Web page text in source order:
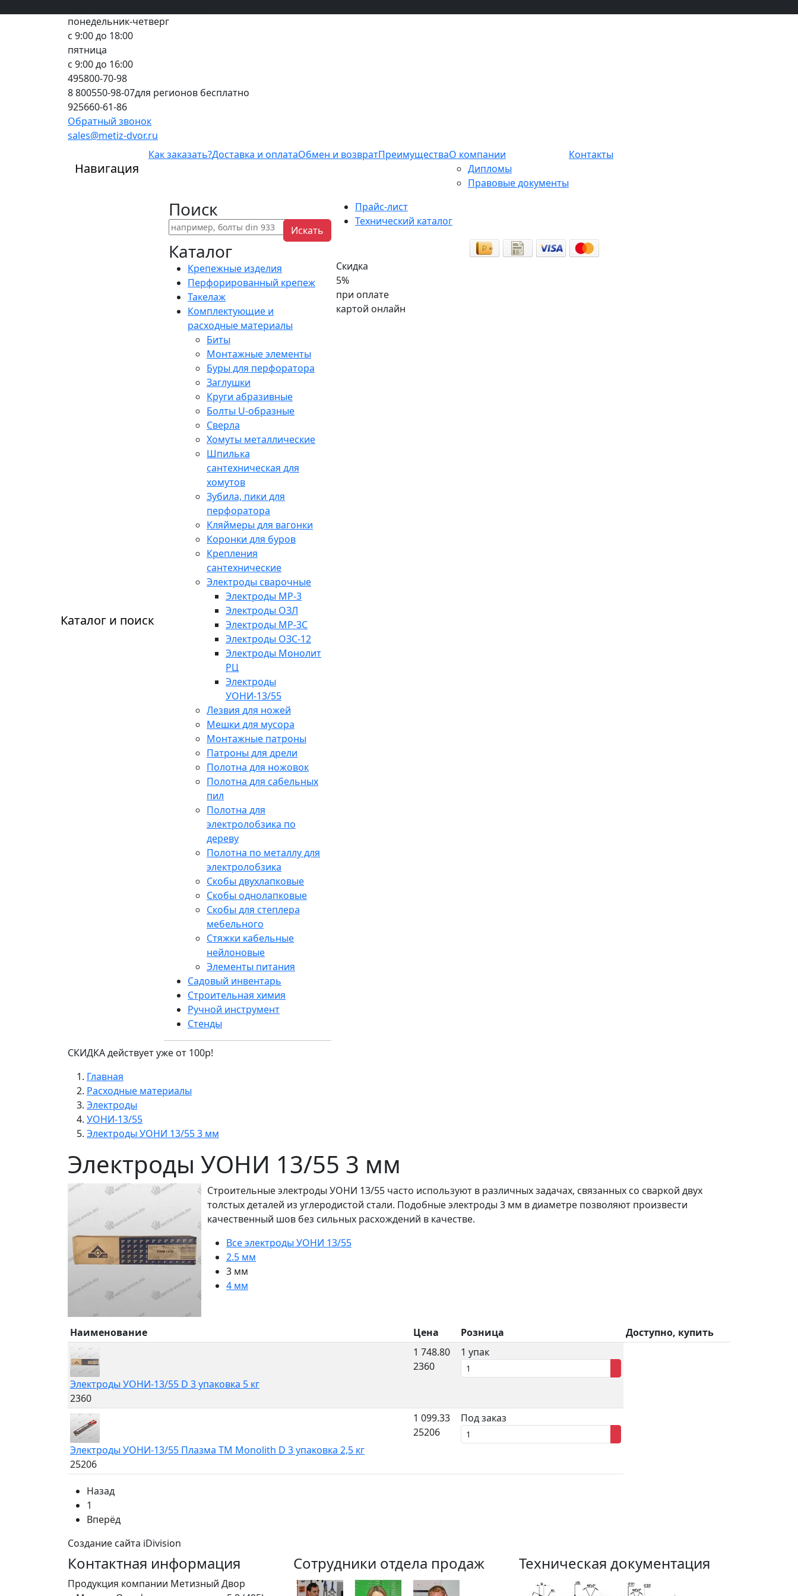
понедельник-четверг
с 9:00 до 18:00
пятница
с 9:00 до 16:00
495800-70-98
8 800550-98-07для регионов бесплатно
925660-61-86
Обратный звонок
sales@metiz-dvor.ru
Навигация
Как заказать?Доставка и оплатаОбмен и возвратПреимуществаО компании
Дипломы
Правовые документы
Контакты
Каталог и поиск
Поиск
Искать
Каталог
Крепежные изделия
Перфорированный крепеж
Такелаж
Комплектующие и
расходные материалы
Биты
Монтажные элементы
Буры для перфоратора
Заглушки
Круги абразивные
Болты U-образные
Сверла
Хомуты металлические
Шпилька
сантехническая для
хомутов
Зубила, пики для
перфоратора
Кляймеры для вагонки
Коронки для буров
Крепления
сантехнические
Электроды сварочные
Электроды MP-3
Электроды ОЗЛ
Электроды MP-3C
Электроды ОЗС-12
Электроды Монолит
РЦ
Электроды
УОНИ-13/55
Лезвия для ножей
Мешки для мусора
Монтажные патроны
Патроны для дрели
Полотна для ножовок
Полотна для сабельных
пил
Полотна для
электролобзика по
дереву
Полотна по металлу для
электролобзика
Скобы двухлапковые
Скобы однолапковые
Скобы для степлера
мебельного
Стяжки кабельные
нейлоновые
Элементы питания
Садовый инвентарь
Строительная химия
Ручной инструмент
Стенды
Прайс-лист
Технический каталог
Скидка
5%
при оплате
картой онлайн
СКИДКА действует уже от 100р!
Главная
Расходные материалы
Электроды
УОНИ-13/55
Электроды УОНИ 13/55 3 мм
Электроды УОНИ 13/55 3 мм
Строительные электроды УОНИ 13/55 часто используют в различных задачах, связанных со сваркой двух
толстых деталей из углеродистой стали. Подобные электроды 3 мм в диаметре позволяют произвести
качественный шов без сильных расхождений в качестве.
Все электроды УОНИ 13/55
2.5 мм
3 мм
4 мм
Наименование Цена Розница Доступно, купить
Электроды УОНИ-13/55 D 3 упаковка 5 кг
2360
1 748.80
2360
1 упак
Электроды УОНИ-13/55 Плазма ТМ Monolith D 3 упаковка 2,5 кг
25206
1 099.33
25206
Под заказ
Назад
1
Вперёд
Создание сайта iDivision
Контактная информация
Продукция компании Метизный Двор
Сотрудники отдела продаж Техническая документация